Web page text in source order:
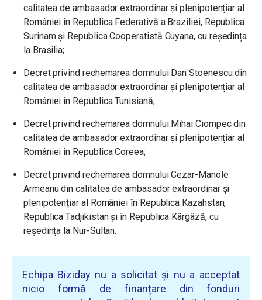
calitatea de ambasador extraordinar și plenipotențiar al
României în Republica Federativă a Braziliei, Republica
Surinam și Republica Cooperatistă Guyana, cu reședința
la Brasilia;
Decret privind rechemarea domnului Dan Stoenescu din
calitatea de ambasador extraordinar și plenipotențiar al
României în Republica Tunisiană;
Decret privind rechemarea domnului Mihai Ciompec din
calitatea de ambasador extraordinar și plenipotențiar al
României în Republica Coreea;
Decret privind rechemarea domnului Cezar-Manole
Armeanu din calitatea de ambasador extraordinar și
plenipotențiar al României în Republica Kazahstan,
Republica Tadjikistan și în Republica Kârgâză, cu
reședința la Nur-Sultan.
Echipa Biziday nu a solicitat și nu a acceptat
nicio formă de finanțare din fonduri